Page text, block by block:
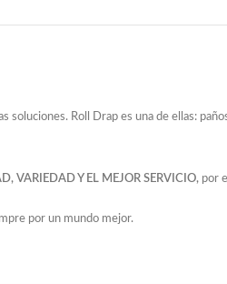
soluciones. Roll Drap es una de ellas:
VARIEDAD Y EL MEJOR SERVICIO, por
por un mundo mejor.